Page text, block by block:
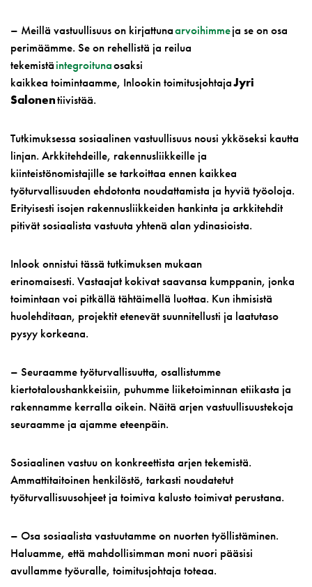
– Meillä vastuullisuus on kirjattunaarvoihimmeja se on osa
perimäämme. Se on rehellistä ja reilua
tekemistäintegroitunaosaksi
kaikkea toimintaamme, Inlookin toimitusjohtajaJyri
Salonentiivistää.
Tutkimuksessa sosiaalinen vastuullisuus nousi ykköseksi kautta
linjan. Arkkitehdeille, rakennusliikkeille ja
kiinteistönomistajille se tarkoittaa ennen kaikkea
työturvallisuuden ehdotonta noudattamista ja hyviä työoloja.
Erityisesti isojen rakennusliikkeiden hankinta ja arkkitehdit
pitivät sosiaalista vastuuta yhtenä alan ydinasioista.
Inlook onnistui tässä tutkimuksen mukaan
erinomaisesti. Vastaajat kokivat saavansa kumppanin, jonka
toimintaan voi pitkällä tähtäimellä luottaa. Kun ihmisistä
huolehditaan, projektit etenevät suunnitellusti ja laatutaso
pysyy korkeana.
– Seuraamme työturvallisuutta, osallistumme
kiertotaloushankkeisiin, puhumme liiketoiminnan etiikasta ja
rakennamme kerralla oikein. Näitä arjen vastuullisuustekoja
seuraamme ja ajamme eteenpäin.
Sosiaalinen vastuu on konkreettista arjen tekemistä.
Ammattitaitoinen henkilöstö, tarkasti noudatetut
työturvallisuusohjeet ja toimiva kalusto toimivat perustana.
– Osa sosiaalista vastuutamme on nuorten työllistäminen.
Haluamme, että mahdollisimman moni nuori pääsisi
avullamme työuralle, toimitusjohtaja toteaa.